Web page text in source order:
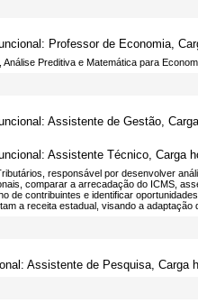
Professor de Economia,
Preditiva e Matemática para
Assistente de Gestão,
Assistente Técnico, Carga
responsável por desenvolver
comparar a arrecadação do ICMS,
de contribuintes e identificar
a receita estadual, visando a adaptação
Assistente de Pesquisa, Carga